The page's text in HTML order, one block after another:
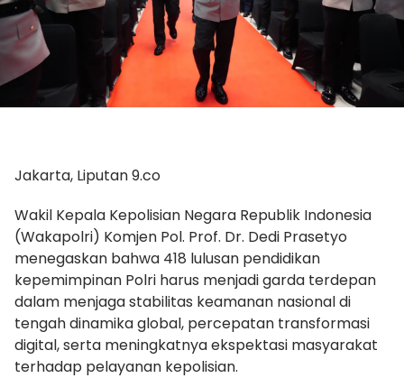
Jakarta, Liputan 9.co
Wakil Kepala Kepolisian Negara Republik Indonesia
(Wakapolri) Komjen Pol. Prof. Dr. Dedi Prasetyo
menegaskan bahwa 418 lulusan pendidikan
kepemimpinan Polri harus menjadi garda terdepan
dalam menjaga stabilitas keamanan nasional di
tengah dinamika global, percepatan transformasi
digital, serta meningkatnya ekspektasi masyarakat
terhadap pelayanan kepolisian.